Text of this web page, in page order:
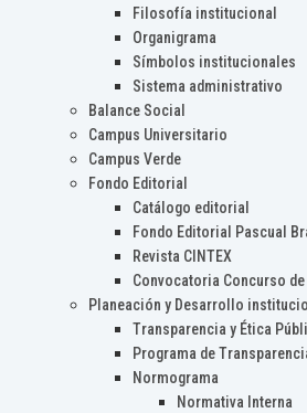
Filosofía institucional
Organigrama
Símbolos institucionales
Sistema administrativo
Balance Social
Campus Universitario
Campus Verde
Fondo Editorial
Catálogo editorial
Fondo Editorial Pascual
Revista CINTEX
Convocatoria Concurso de
Planeación y Desarrollo
Transparencia y Ética
Programa de
Normograma
Normativa Interna